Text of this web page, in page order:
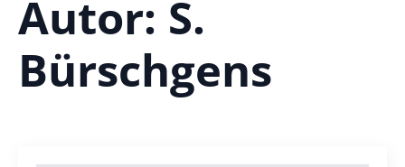
Autor: S.
Bürschgens